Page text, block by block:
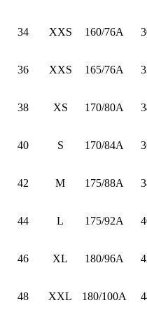
34 XXS 160/76A
36 XXS 165/76A
38 XS 170/80A
40 S 170/84A
42 M 175/88A
44 L 175/92A
46 XL 180/96A
48 XXL 180/100A